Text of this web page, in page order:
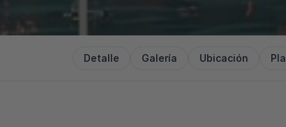
Detalle Galería Ubicación